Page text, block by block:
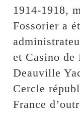
1914-1918,
Fossorier a
et Casino de
Deauville
Cercle
France